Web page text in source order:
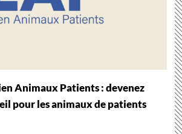
Animaux Patients : devenez
pour les animaux de patients